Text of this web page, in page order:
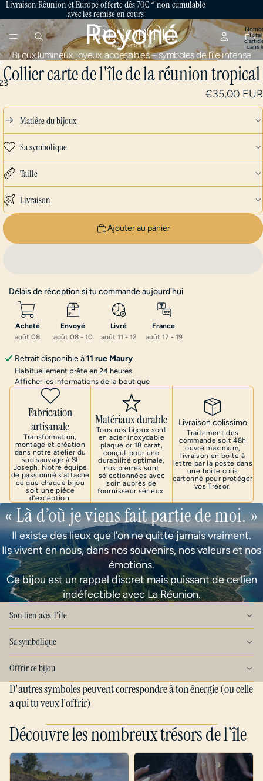
Livraison Réunion et Europe offerte dès 70€ * non cumulable
avec les remise en cours
total
dans
Reyoné
Bijoux lumineux, joyeux, accessibles – symboles de l’île intense
Collier carte de l'île de la réunion tropical
€35,00 EUR
Matière du bijoux
Sa symbolique
Taille
Livraison
Ajouter au panier
Délais de réception si tu commande aujourd'hui
Acheté
août 08
Envoyé
août 08 - 10
Livré
août 11 - 12
France
août 17 - 19
Retrait disponible à11 rue Maury
Habituellement prête en 24 heures
Afficher les informations de la boutique
3
Fabrication
artisanale
Transformation,
montage et création
dans notre atelier du
sud sauvage à St
Joseph. Notre équipe
de passionné s'attache
ce que chaque bijou
soit une pièce
d'exception.
Matériaux durable
Tous nos bijoux sont
en acier inoxydable
plaqué or 18 carat,
conçut pour une
durabilité optimale,
nos pierres sont
sélectionnées avec
soin auprès de
fournisseur sérieux.
Livraison colissimo
Traitement des
commande soit 48h
ouvré maximum,
livraison en boite à
lettre par la poste dans
une boite colis
cartonné pour protéger
vos Trésor.
« Là d’où je viens fait partie de moi. »
Il existe des lieux que l’on ne quitte jamais vraiment.
Ils vivent en nous, dans nos souvenirs, nos valeurs et nos
émotions.
Ce bijou est un rappel discret mais puissant de ce lien
indéfectible avec La Réunion.
Son lien avec l'île
Sa symbolique
Offrir ce bijou
D'autres symboles peuvent correspondre à ton énergie (ou celle
a qui tu veux l'offrir)
Découvre les nombreux trésors de l'île
Ousa nou sort Zarlor